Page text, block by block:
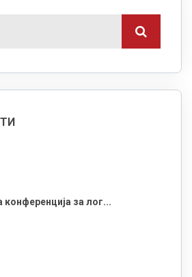
конференција за лог...